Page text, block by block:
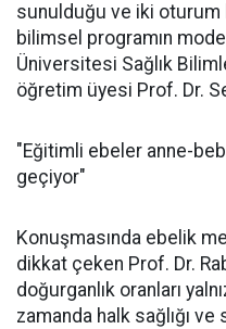
sunulduğu ve iki
bilimsel programın
Üniversitesi Sağlık
öğretim üyesi Prof. Dr.
"Eğitimli ebeler anne-
geçiyor"
Konuşmasında ebelik
dikkat çeken Prof. Dr.
doğurganlık oranları
zamanda halk sağlığı